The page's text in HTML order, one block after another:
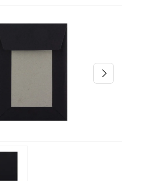
springen
Nächste